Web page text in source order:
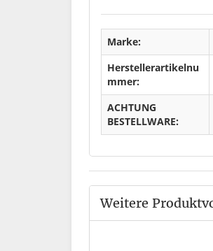
Marke:
Herstellerartikelnu
mmer:
ACHTUNG
BESTELLWARE:
Weitere